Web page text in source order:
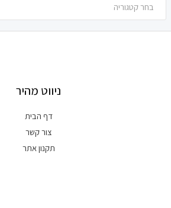
בחר קטגוריה
ניווט מהיר
דף הבית
צור קשר
תקנון אתר